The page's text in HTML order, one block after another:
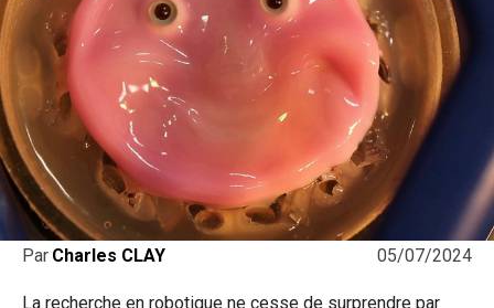
05/07/2024
Par Charles CLAY
La recherche en robotique ne cesse de surprendre par